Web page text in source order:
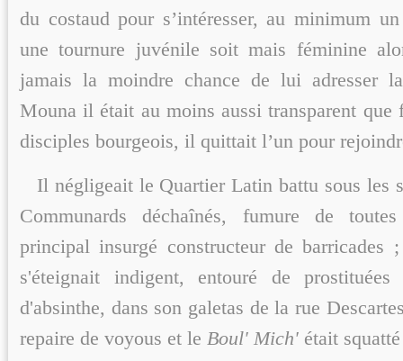
du costaud pour s’intéresser, au minimum
une tournure juvénile soit mais féminine
jamais la moindre chance de lui adresser
Mouna il était au moins aussi transparent que
disciples bourgeois, il quittait l’un pour
Il négligeait le Quartier Latin battu sous les
Communards déchaînés, fumure de
principal insurgé constructeur de barricades
s'éteignait indigent, entouré de
d'absinthe, dans son galetas de la rue
repaire de voyous et le Boul' Mich' était